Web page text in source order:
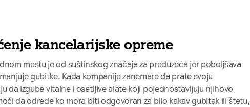
kancelarijske opreme
mestu je od suštinskog značaja za preduzeća jer poboljšava
gubitke. Kada kompanije zanemare da prate svoju
da izgube vitalne i osetljive alate koji pojednostavljuju njihovo
da odrede ko mora biti odgovoran za bilo kakav gubitak ili štetu,